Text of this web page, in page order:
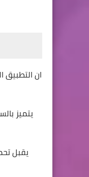
ان التطبيق
يتميز
يقبل